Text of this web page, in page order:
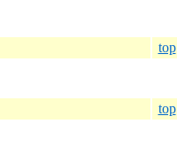
top
top